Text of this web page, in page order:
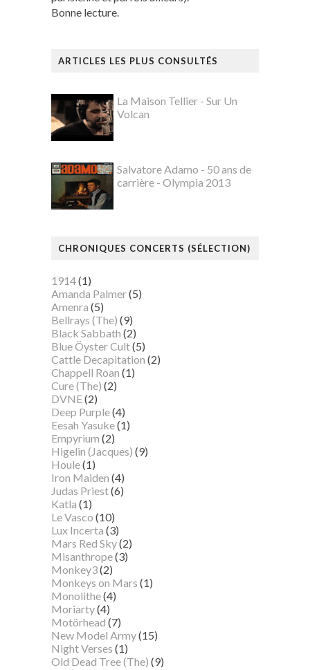
Bonne lecture.
ARTICLES LES PLUS CONSULTÉS
La Maison Tellier - Sur Un
Volcan
Salvatore Adamo - 50 ans de
carrière - Olympia 2013
CHRONIQUES CONCERTS (SÉLECTION)
1914(1)
Amanda Palmer(5)
Amenra (5)
Bellrays (The) (9)
Black Sabbath (2)
Blue Öyster Cult(5)
Cattle Decapitation (2)
Chappell Roan (1)
Cure (The) (2)
DVNE(2)
Deep Purple(4)
Eesah Yasuke(1)
Empyrium (2)
Higelin (Jacques) (9)
Houle(1)
Iron Maiden (4)
Judas Priest(6)
Katla (1)
Le Vasco (10)
Lux Incerta (3)
Mars Red Sky(2)
Misanthrope(3)
Monkey3(2)
Monkeys on Mars (1)
Monolithe(4)
Moriarty(4)
Motörhead (7)
New Model Army(15)
Night Verses (1)
Old Dead Tree (The) (9)